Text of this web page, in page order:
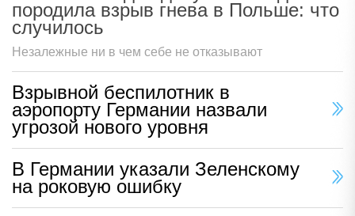
породила взрыв гнева в Польше: что
случилось
Незалежные ни в чем себе не отказывают
Взрывной беспилотник в
аэропорту Германии назвали
угрозой нового уровня
В Германии указали Зеленскому
на роковую ошибку